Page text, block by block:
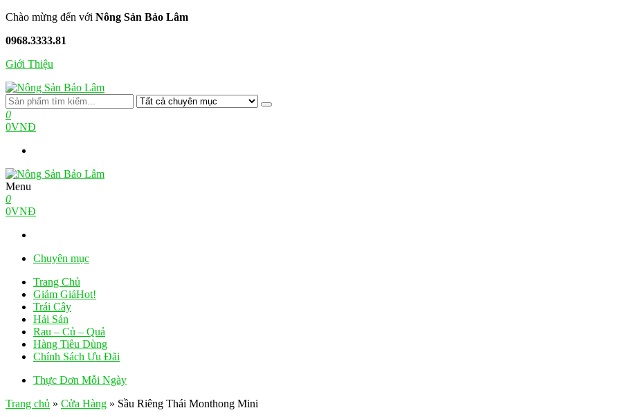
Skip
the
Chào mừng đến với Nông Sản Bảo Lâm
0968.3333.81
Giới Thiệu
Nông Sản Bảo Lâm
Nông Trại Xanh Tiêu Chuẩn
0
0VNĐ
Nông Sản Bảo Lâm
Nông Trại Xanh Tiêu Chuẩn
Menu
0
0VNĐ
Chuyên mục
Trang Chủ
Giảm GiáHot!
Trái Cây
Hải Sản
Rau – Củ – Quả
Hàng Tiêu Dùng
Chính Sách Ưu Đãi
Thực Đơn Mỗi Ngày
Trang chủ » Cửa Hàng » Sầu Riêng Thái Monthong Mini